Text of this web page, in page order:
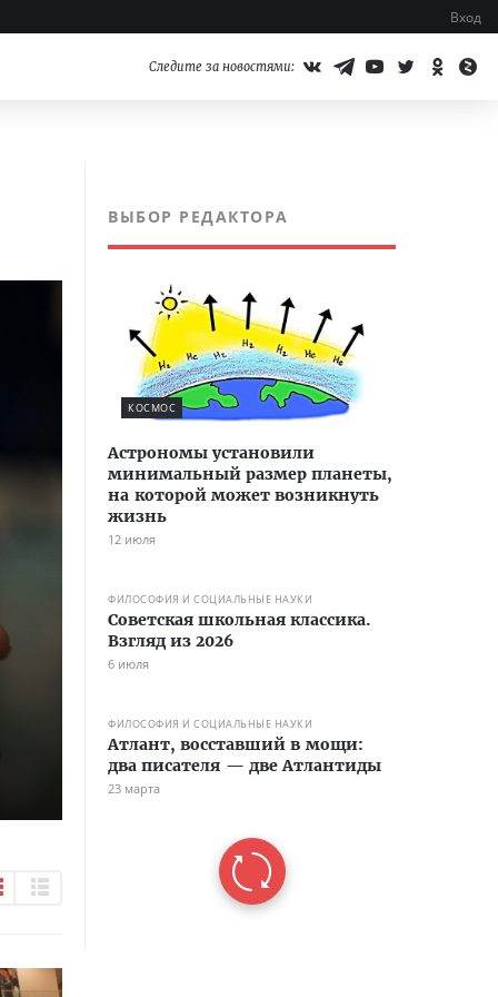
Вход
Следите за новостями:
ВЫБОР РЕДАКТОРА
КОСМОС
Астрономы установили
минимальный размер планеты,
на которой может возникнуть
жизнь
12 июля
ФИЛОСОФИЯ И СОЦИАЛЬНЫЕ НАУКИ
Советская школьная классика.
Взгляд из 2026
6 июля
ФИЛОСОФИЯ И СОЦИАЛЬНЫЕ НАУКИ
Атлант, восставший в мощи:
два писателя — две Атлантиды
23 марта